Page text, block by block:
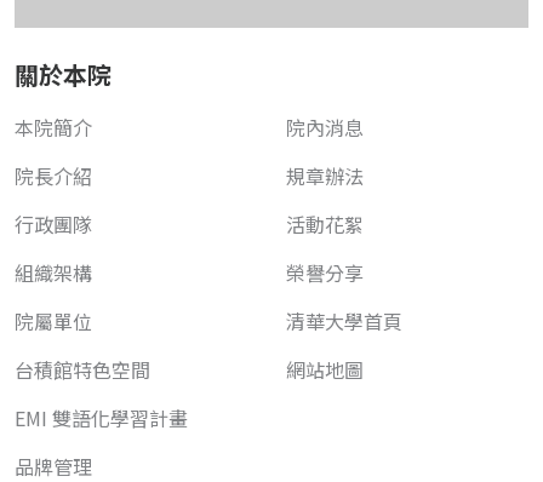
關於本院
本院簡介
院長介紹
行政團隊
組織架構
院屬單位
台積館特色空間
EMI 雙語化學習計畫
品牌管理
院內消息
規章辦法
活動花絮
榮譽分享
清華大學首頁
網站地圖